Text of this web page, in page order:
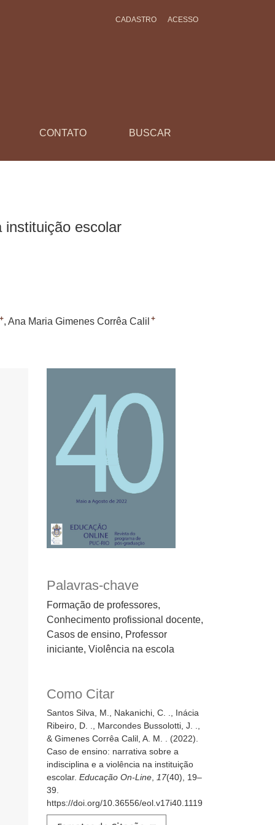
CONTATO BUSCAR
CADASTRO ACESSO
instituição escolar
+ Ana Maria Gimenes Corrêa Calil +
Palavras-chave
Formação de professores,
Conhecimento profissional docente,
Casos de ensino, Professor
iniciante, Violência na escola
Como Citar
Santos Silva, M., Nakanichi, C. ., Inácia
Ribeiro, D. ., Marcondes Bussolotti, J. .,
& Gimenes Corrêa Calil, A. M. . (2022).
Caso de ensino: narrativa sobre a
indisciplina e a violência na instituição
escolar. Educação On-Line 17(40), 19–
39.
https://doi.org/10.36556/eol.v17i40.1119